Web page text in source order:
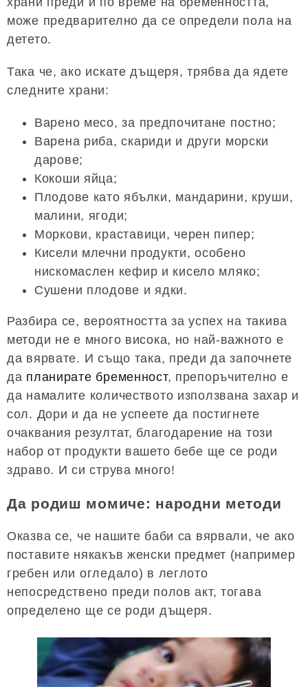
може предварително да се определи пола на
детето.
Така че, ако искате дъщеря, трябва да ядете
следните храни:
Варено месо, за предпочитане постно;
Варена риба, скариди и други морски
дарове;
Кокоши яйца;
Плодове като ябълки, мандарини, круши,
малини, ягоди;
Моркови, краставици, черен пипер;
Кисели млечни продукти, особено
нискомаслен кефир и кисело мляко;
Сушени плодове и ядки.
Разбира се, вероятността за успех на такива
методи не е много висока, но най-важното е
да вярвате. И също така, преди да започнете
да планирате бременност, препоръчително е
да намалите количеството използвана захар и
сол. Дори и да не успеете да постигнете
очаквания резултат, благодарение на този
набор от продукти вашето бебе ще се роди
здраво. И си струва много!
Да родиш момиче: народни методи
Оказва се, че нашите баби са вярвали, че ако
поставите някакъв женски предмет (например
гребен или огледало) в леглото
непосредствено преди полов акт, тогава
определено ще се роди дъщеря.